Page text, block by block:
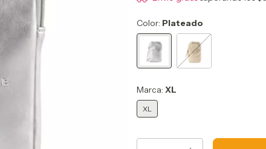
Color: Plateado
Marca: XL
XL